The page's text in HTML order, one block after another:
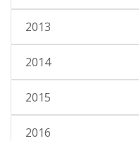
2013
2014
2015
2016